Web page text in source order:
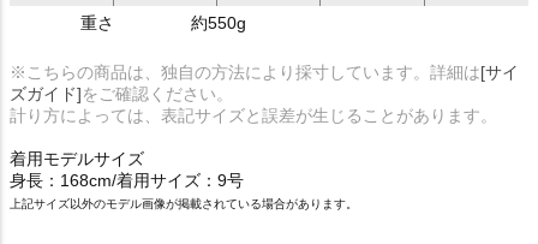
重さ 約550g
※こちらの商品は、独自の方法により採寸しています。詳細は[サイ
ズガイド]をご確認ください。
計り方によっては、表記サイズと誤差が生じることがあります。
着用モデルサイズ
身長：168cm/着用サイズ：9号
上記サイズ以外のモデル画像が掲載されている場合があります。